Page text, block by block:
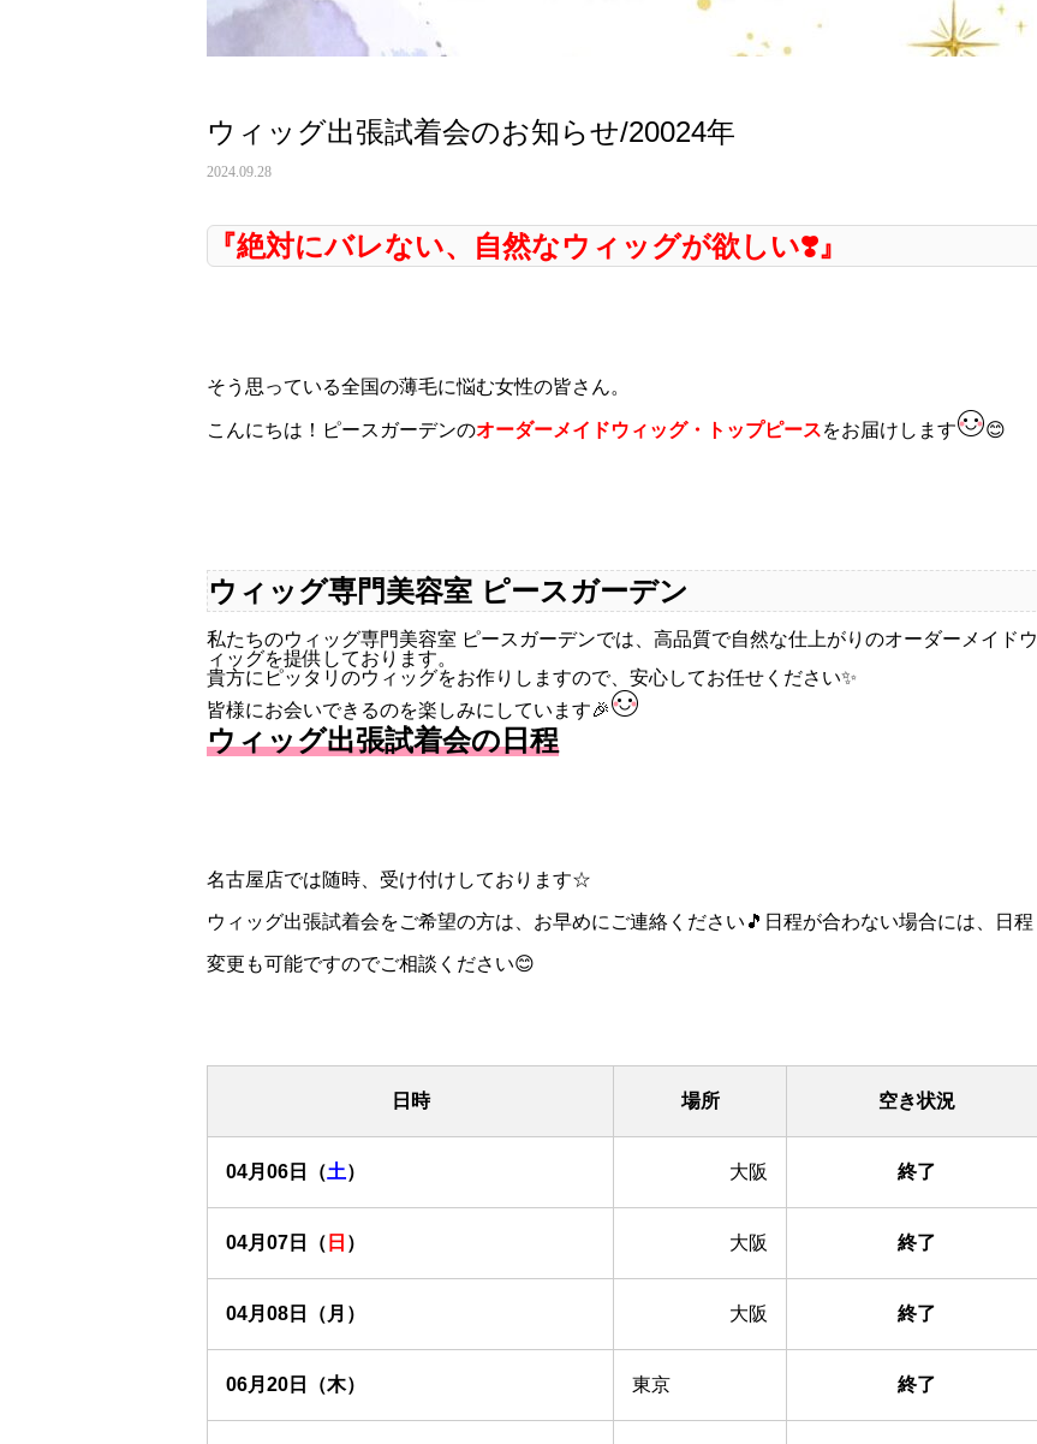
ウィッグ出張試着会のお知らせ/20024年
2024.09.28
『絶対にバレない、自然なウィッグが欲しい❣️』
そう思っている全国の薄毛に悩む女性の皆さん。
こんにちは！ピースガーデンのオーダーメイドウィッグ・トップピースをお届けします 😊
ウィッグ専門美容室 ピースガーデン
私たちのウィッグ専門美容室 ピースガーデンでは、高品質で自然な仕上がりのオーダーメイドウ
ィッグを提供しております。
貴方にピッタリのウィッグをお作りしますので、安心してお任せください✨
皆様にお会いできるのを楽しみにしています🎉
ウィッグ出張試着会の日程
名古屋店では随時、受け付けしております☆
ウィッグ出張試着会をご希望の方は、お早めにご連絡ください🎵日程が合わない場合には、日程
変更も可能ですのでご相談ください😊
日時 場所 空き状況
04月06日（土） 大阪 終了
04月07日（ 日 ） 大阪 終了
04月08日（月） 大阪 終了
06月20日（木） 東京 終了